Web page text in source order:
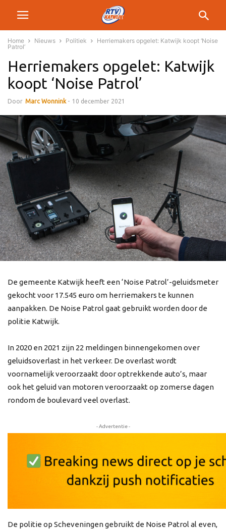
Home Nieuws Politiek
Herriemakers opgelet: Katwijk koopt ‘Noise
Patrol’
Herriemakers opgelet: Katwijk
koopt ‘Noise Patrol’
Door Marc Wonnink - 10 december 2021
De gemeente Katwijk heeft een ‘Noise Patrol’-geluidsmeter
gekocht voor 17.545 euro om herriemakers te kunnen
aanpakken. De Noise Patrol gaat gebruikt worden door de
politie Katwijk.
In 2020 en 2021 zijn 22 meldingen binnengekomen over
geluidsoverlast in het verkeer. De overlast wordt
voornamelijk veroorzaakt door optrekkende auto’s, maar
ook het geluid van motoren veroorzaakt op zomerse dagen
rondom de boulevard veel overlast.
- Advertentie -
De politie op Scheveningen gebruikt de Noise Patrol al even,